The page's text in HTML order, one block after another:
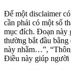
Để một disclaimer
cần phải có một số
mục đích. Đoạn này
thường bắt đầu
này nhằm…”,
Điều này giúp người